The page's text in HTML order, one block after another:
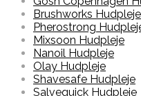
Brushworks Hudpleje
Pherostrong
Mixsoon Hudpleje
Nanoil Hudpleje
Olay Hudpleje
Shavesafe Hudpleje
Salvequick Hudpleje